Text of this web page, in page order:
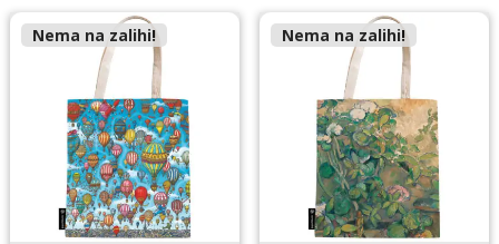
Nema na zalihi! Nema na zalihi!